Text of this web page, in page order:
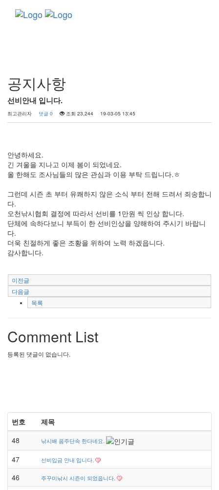
공지사항
선비안내 입니다.
최고관리자 댓글 0 조회 23,244 19-03-05 13:45
안녕하세요.
긴 겨울을 지나고 이제 봄이 되었네요.
올 한해도 조사님들의 많은 관심과 이용 부탁 드립니다.ㅎ
그런데 시즌 초 부터 유쾌하지 않은 소식 부터 전해 드려서 죄송합니
다.
오천낚시협회 결정에 따라서 선비를 1만원 씩 인상 합니다.
단체에 속하다보니 부득이 한 선비인상을 양해하여 주시기 바랍니
다.
더욱 친절하게 좋은 조황을 위하여 노력 하겠읍니다.
감사합니다.
이전글
다음글
목록
Comment List
등록된 댓글이 없습니다.
번호
제목
48
낚시배 음주단속 한다네요.
47 선비입금 안내 입니다.
46 주꾸미낚시 시즌이 되었읍니다.